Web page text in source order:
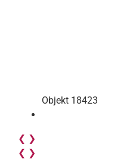
Objekt 18423
❮ ❯
❮ ❯